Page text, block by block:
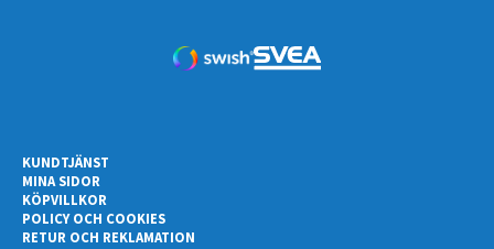
KUNDTJÄNST
MINA SIDOR
KÖPVILLKOR
POLICY OCH COOKIES
RETUR OCH REKLAMATION